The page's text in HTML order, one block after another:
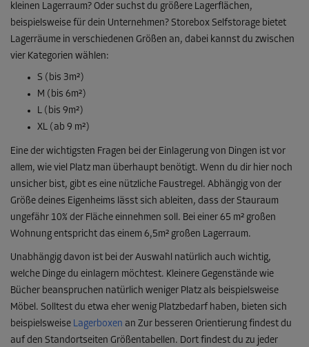
kleinen Lagerraum? Oder suchst du größere Lagerflächen,
beispielsweise für dein Unternehmen? Storebox Selfstorage bietet
Lagerräume in verschiedenen Größen an, dabei kannst du zwischen
vier Kategorien wählen:
S (bis 3m²)
M (bis 6m²)
L (bis 9m²)
XL (ab 9 m²)
Eine der wichtigsten Fragen bei der Einlagerung von Dingen ist vor
allem, wie viel Platz man überhaupt benötigt. Wenn du dir hier noch
unsicher bist, gibt es eine nützliche Faustregel. Abhängig von der
Größe deines Eigenheims lässt sich ableiten, dass der Stauraum
ungefähr 10% der Fläche einnehmen soll. Bei einer 65 m² großen
Wohnung entspricht das einem 6,5m² großen Lagerraum.
Unabhängig davon ist bei der Auswahl natürlich auch wichtig,
welche Dinge du einlagern möchtest. Kleinere Gegenstände wie
Bücher beanspruchen natürlich weniger Platz als beispielsweise
Möbel. Solltest du etwa eher wenig Platzbedarf haben, bieten sich
beispielsweise Lagerboxen an Zur besseren Orientierung findest du
auf den Standortseiten Größentabellen. Dort findest du zu jeder